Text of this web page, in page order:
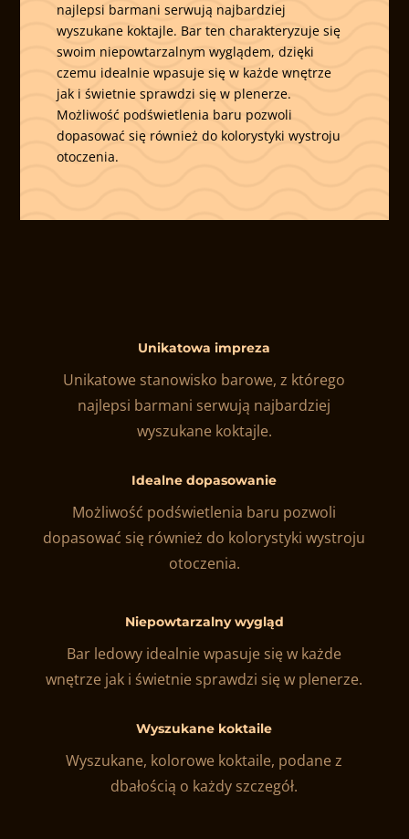
najlepsi barmani serwują najbardziej
wyszukane koktajle. Bar ten charakteryzuje się
swoim niepowtarzalnym wyglądem, dzięki
czemu idealnie wpasuje się w każde wnętrze
jak i świetnie sprawdzi się w plenerze.
Możliwość podświetlenia baru pozwoli
dopasować się również do kolorystyki wystroju
otoczenia.
Unikatowa impreza
Unikatowe stanowisko barowe, z którego
najlepsi barmani serwują najbardziej
wyszukane koktajle.
Idealne dopasowanie
Możliwość podświetlenia baru pozwoli
dopasować się również do kolorystyki wystroju
otoczenia.
Niepowtarzalny wygląd
Bar ledowy idealnie wpasuje się w każde
wnętrze jak i świetnie sprawdzi się w plenerze.
Wyszukane koktaile
Wyszukane, kolorowe koktaile, podane z
dbałością o każdy szczegół.